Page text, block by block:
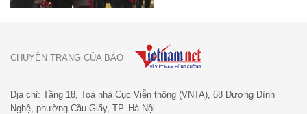
Địa chỉ: Tầng 18, Toà nhà Cục Viễn thông (VNTA), 68 Dương Đình
Nghệ, phường Cầu Giấy, TP. Hà Nội.
CHUYÊN TRANG CỦA BÁO